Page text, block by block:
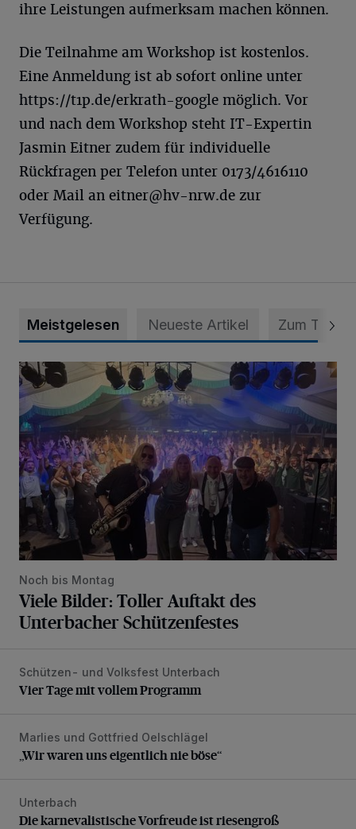
ihre Leistungen aufmerksam machen können.
Die Teilnahme am Workshop ist kostenlos.
Eine Anmeldung ist ab sofort online unter
https://t1p.de/erkrath-google möglich. Vor
und nach dem Workshop steht IT-Expertin
Jasmin Eitner zudem für individuelle
Rückfragen per Telefon unter 0173/4616110
oder Mail an eitner@hv-nrw.de zur
Verfügung.
Meistgelesen Neueste Artikel Zum Thema
Viele Bilder: Toller Auftakt des Unterbacher
Noch bis Montag
Viele Bilder: Toller Auftakt des
Unterbacher Schützenfestes
Vier Tage mit vollem Programm
Schützen- und Volksfest Unterbach
Vier Tage mit vollem Programm
„Wir waren uns eigentlich nie böse“
Marlies und Gottfried Oelschlägel
„Wir waren uns eigentlich nie böse“
Die karnevalistische Vorfreude ist riesengroß
Unterbach
Die karnevalistische Vorfreude ist riesengroß